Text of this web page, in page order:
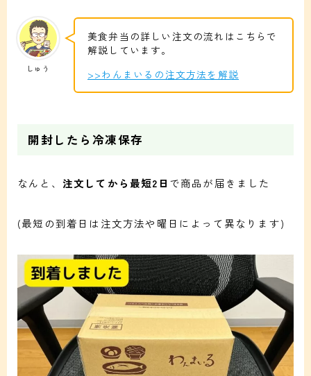
しゅう
美食弁当の詳しい注文の流れはこちらで
解説しています。
>>わんまいるの注文方法を解説
開封したら冷凍保存
なんと、 注文してから最短2日 で商品が届きました
(最短の到着日は注文方法や曜日によって異なります)